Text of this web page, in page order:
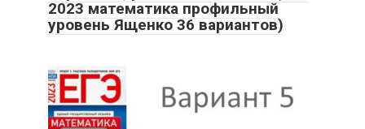
2023 математика профильный
уровень Ященко 36 вариантов)